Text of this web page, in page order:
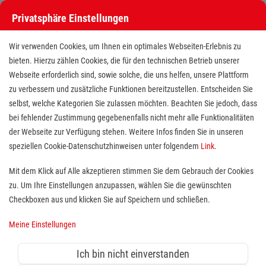
Notfallsanitäter als Lehrkraft
(m/w/d) im Rettungsdienst
Standort(e):Bonn
möchten Ihr Wissen mit Begeisterung weitergeben? Sie
suchen eine verantwortungsvolle Aufgabe in einer
modernen Hilfsorganisation, die Ihnen vielfältige
Privatsphäre Einstellungen
Wir verwenden Cookies, um Ihnen ein optimales Webseiten-Erlebnis zu
bieten. Hierzu zählen Cookies, die für den technischen Betrieb unserer
Webseite erforderlich sind, sowie solche, die uns helfen, unsere Plattform
zu verbessern und zusätzliche Funktionen bereitzustellen. Entscheiden Sie
selbst, welche Kategorien Sie zulassen möchten. Beachten Sie jedoch, dass
bei fehlender Zustimmung gegebenenfalls nicht mehr alle Funktionalitäten
der Webseite zur Verfügung stehen. Weitere Infos finden Sie in unseren
speziellen Cookie-Datenschutzhinweisen unter folgendem Link.
Mit dem Klick auf Alle akzeptieren stimmen Sie dem Gebrauch der Cookies
zu. Um Ihre Einstellungen anzupassen, wählen Sie die gewünschten
Checkboxen aus und klicken Sie auf Speichern und schließen.
Meine Einstellungen
Ich bin nicht einverstanden